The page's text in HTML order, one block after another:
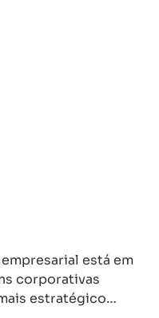
está em
corporativas
estratégico…